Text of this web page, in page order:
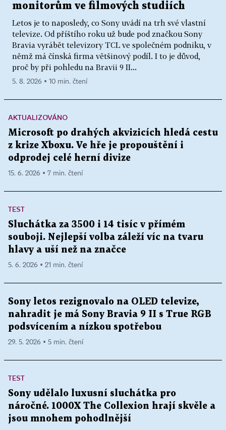
monitorům ve filmových studiích
Letos je to naposledy, co Sony uvádí na trh své vlastní
televize. Od příštího roku už bude pod značkou Sony
Bravia vyrábět televizory TCL ve společném podniku, v
němž má čínská firma většinový podíl. I to je důvod,
proč by při pohledu na Bravii 9 II...
5. 8. 2026 ▪ 10 min. čtení
AKTUALIZOVÁNO
Microsoft po drahých akvizicích hledá cestu
z krize Xboxu. Ve hře je propouštění i
odprodej celé herní divize
15. 6. 2026 ▪ 7 min. čtení
TEST
Sluchátka za 3500 i 14 tisíc v přímém
souboji. Nejlepší volba záleží víc na tvaru
hlavy a uší než na značce
5. 6. 2026 ▪ 21 min. čtení
Sony letos rezignovalo na OLED televize,
nahradit je má Sony Bravia 9 II s True RGB
podsvícením a nízkou spotřebou
29. 5. 2026 ▪ 5 min. čtení
TEST
Sony udělalo luxusní sluchátka pro
náročné. 1000X The Collexion hrají skvěle a
jsou mnohem pohodlnější